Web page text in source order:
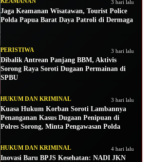
3 hari lalu
Jaga Keamanan Wisatawan, Tourist Police
Polda Papua Barat Daya Patroli di Dermaga
PERISTIWA 3 hari lalu
Dibalik Antrean Panjang BBM, Aktivis
Sorong Raya Soroti Dugaan Permainan di
SPBU
HUKUM DAN KRIMINAL 3 hari lalu
Kuasa Hukum Korban Soroti Lambannya
Penanganan Kasus Dugaan Penipuan di
Polres Sorong, Minta Pengawasan Polda
HUKUM DAN KRIMINAL 4 hari lalu
Inovasi Baru BPJS Kesehatan: NADI JKN